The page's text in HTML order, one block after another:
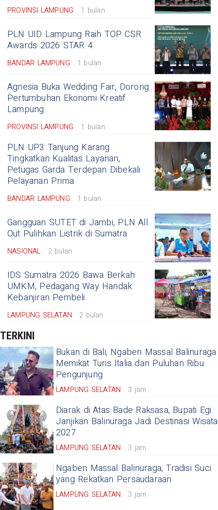
PROVINSI LAMPUNG 1 bulan
PLN UID Lampung Raih TOP CSR
Awards 2026 STAR 4
BANDAR LAMPUNG 1 bulan
Agnesia Buka Wedding Fair, Dorong
Pertumbuhan Ekonomi Kreatif
Lampung
PROVINSI LAMPUNG 1 bulan
PLN UP3 Tanjung Karang
Tingkatkan Kualitas Layanan,
Petugas Garda Terdepan Dibekali
Pelayanan Prima
BANDAR LAMPUNG 1 bulan
Gangguan SUTET di Jambi, PLN All
Out Pulihkan Listrik di Sumatra
NASIONAL 2 bulan
IDS Sumatra 2026 Bawa Berkah
UMKM, Pedagang Way Handak
Kebanjiran Pembeli
LAMPUNG SELATAN 2 bulan
TERKINI
Bukan di Bali, Ngaben Massal Balinuraga
Memikat Turis Italia dan Puluhan Ribu
Pengunjung
LAMPUNG SELATAN 3 jam
Diarak di Atas Bade Raksasa, Bupati Egi
Janjikan Balinuraga Jadi Destinasi Wisata
2027
LAMPUNG SELATAN 3 jam
Ngaben Massal Balinuraga, Tradisi Suci
yang Rekatkan Persaudaraan
LAMPUNG SELATAN 3 jam